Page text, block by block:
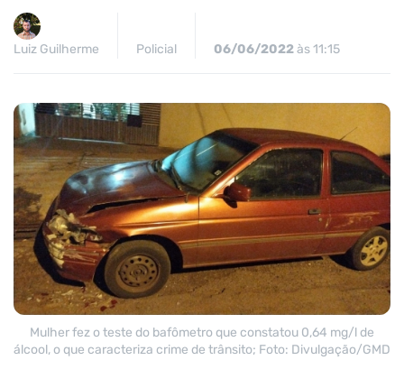
Luiz Guilherme Policial 06/06/2022às 11:15
Mulher fez o teste do bafômetro que constatou 0,64 mg/l de
álcool, o que caracteriza crime de trânsito; Foto: Divulgação/GMD